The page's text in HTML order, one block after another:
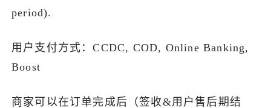
period).
用户支付方式：CCDC, COD, Online Banking,
Boost
商家可以在订单完成后（签收&用户售后期结